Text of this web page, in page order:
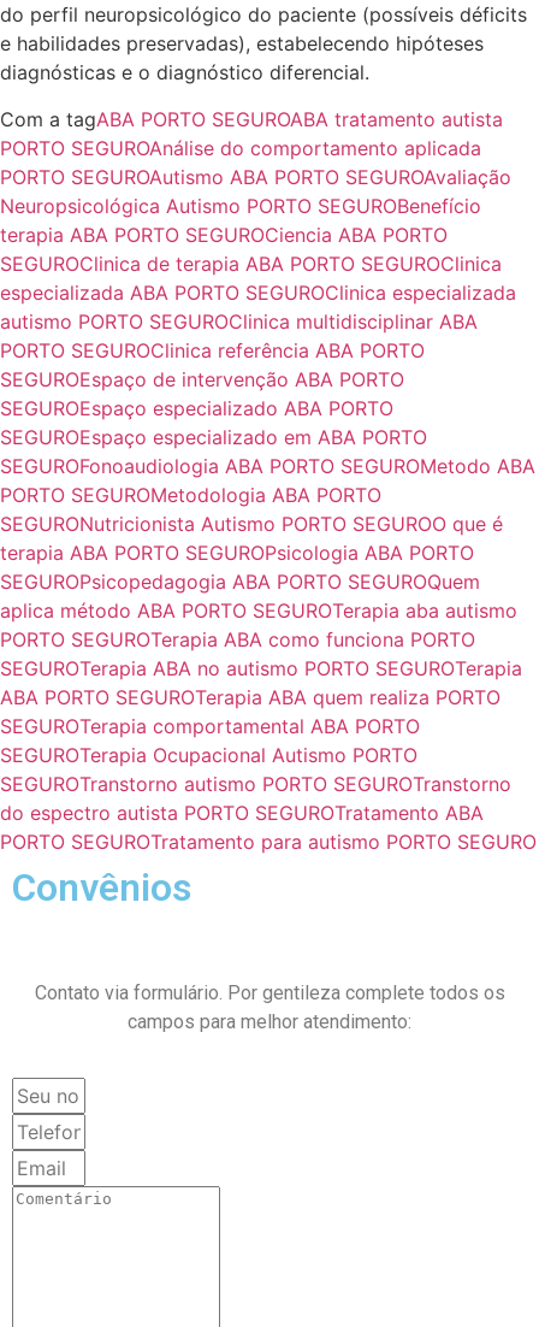
do perfil neuropsicológico do paciente (possíveis déficits
e habilidades preservadas), estabelecendo hipóteses
diagnósticas e o diagnóstico diferencial.
Com a tagABA PORTO SEGUROABA tratamento autista
PORTO SEGUROAnálise do comportamento aplicada
PORTO SEGUROAutismo ABA PORTO SEGUROAvaliação
Neuropsicológica Autismo PORTO SEGUROBenefício
terapia ABA PORTO SEGUROCiencia ABA PORTO
SEGUROClinica de terapia ABA PORTO SEGUROClinica
especializada ABA PORTO SEGUROClinica especializada
autismo PORTO SEGUROClinica multidisciplinar ABA
PORTO SEGUROClinica referência ABA PORTO
SEGUROEspaço de intervenção ABA PORTO
SEGUROEspaço especializado ABA PORTO
SEGUROEspaço especializado em ABA PORTO
SEGUROFonoaudiologia ABA PORTO SEGUROMetodo ABA
PORTO SEGUROMetodologia ABA PORTO
SEGURONutricionista Autismo PORTO SEGUROO que é
terapia ABA PORTO SEGUROPsicologia ABA PORTO
SEGUROPsicopedagogia ABA PORTO SEGUROQuem
aplica método ABA PORTO SEGUROTerapia aba autismo
PORTO SEGUROTerapia ABA como funciona PORTO
SEGUROTerapia ABA no autismo PORTO SEGUROTerapia
ABA PORTO SEGUROTerapia ABA quem realiza PORTO
SEGUROTerapia comportamental ABA PORTO
SEGUROTerapia Ocupacional Autismo PORTO
SEGUROTranstorno autismo PORTO SEGUROTranstorno
do espectro autista PORTO SEGUROTratamento ABA
PORTO SEGUROTratamento para autismo PORTO SEGURO
Convênios
Contato via formulário. Por gentileza complete todos os
campos para melhor atendimento: